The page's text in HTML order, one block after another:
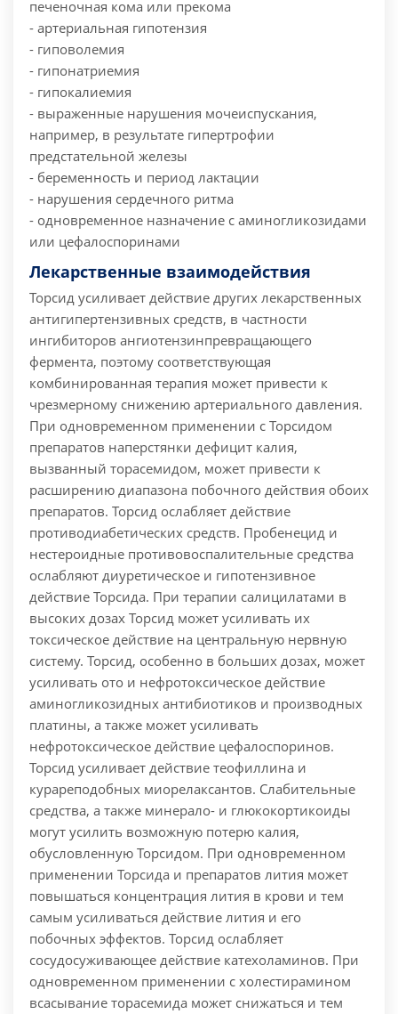
печеночная кома или прекома
- артериальная гипотензия
- гиповолемия
- гипонатриемия
- гипокалиемия
- выраженные нарушения мочеиспускания,
например, в результате гипертрофии
предстательной железы
- беременность и период лактации
- нарушения сердечного ритма
- одновременное назначение с аминогликозидами
или цефалоспоринами
Лекарственные взаимодействия
Торсид усиливает действие других лекарственных
антигипертензивных средств, в частности
ингибиторов ангиотензинпревращающего
фермента, поэтому соответствующая
комбинированная терапия может привести к
чрезмерному снижению артериального давления.
При одновременном применении с Торсидом
препаратов наперстянки дефицит калия,
вызванный торасемидом, может привести к
расширению диапазона побочного действия обоих
препаратов. Торсид ослабляет действие
противодиабетических средств. Пробенецид и
нестероидные противовоспалительные средства
ослабляют диуретическое и гипотензивное
действие Торсида. При терапии салицилатами в
высоких дозах Торсид может усиливать их
токсическое действие на центральную нервную
систему. Торсид, особенно в больших дозах, может
усиливать ото и нефротоксическое действие
аминогликозидных антибиотиков и производных
платины, а также может усиливать
нефротоксическое действие цефалоспоринов.
Торсид усиливает действие теофиллина и
курареподобных миорелаксантов. Слабительные
средства, а также минерало- и глюкокортикоиды
могут усилить возможную потерю калия,
обусловленную Торсидом. При одновременном
применении Торсида и препаратов лития может
повышаться концентрация лития в крови и тем
самым усиливаться действие лития и его
побочных эффектов. Торсид ослабляет
сосудосуживающее действие катехоламинов. При
одновременном применении с холестирамином
всасывание торасемида может снижаться и тем